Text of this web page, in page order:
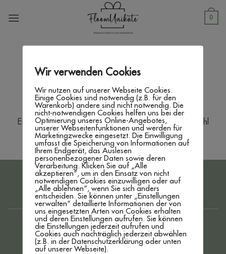
Inhalt
0
Es wurden keine Produkte gefunden, die deiner Auswahl
entsprechen.
PayPal
Bank
Transfer
IMPRESSUM DATENSCHUTZERKLÄRUNG
AGB
WIDERRUFSBELEHRUNG
ZAHLUNG & VERSAND
www.floom-unikate.de created by WEBBRO GmbH
VERTRAG WIDERRUFEN
Wir verwenden Cookies
Wir nutzen auf unserer Webseite Cookies.
Einige Cookies sind notwendig (z.B. für den
Warenkorb) andere sind nicht notwendig. Die
nicht-notwendigen Cookies helfen uns bei der
Optimierung unseres Online-Angebotes,
unserer Webseitenfunktionen und werden für
Marketingzwecke eingesetzt. Die Einwilligung
umfasst die Speicherung von Informationen auf
Ihrem Endgerät, das Auslesen
personenbezogener Daten sowie deren
Verarbeitung. Klicken Sie auf „Alle
akzeptieren“, um in den Einsatz von nicht
notwendigen Cookies einzuwilligen oder auf
„Alle ablehnen“, wenn Sie sich anders
entscheiden. Sie können unter „Einstellungen
verwalten“ detaillierte Informationen der von
uns eingesetzten Arten von Cookies erhalten
und deren Einstellungen aufrufen. Sie können
die Einstellungen jederzeit aufrufen und
Cookies auch nachträglich jederzeit abwählen
(z.B. in der Datenschutzerklärung oder unten
auf unserer Webseite).